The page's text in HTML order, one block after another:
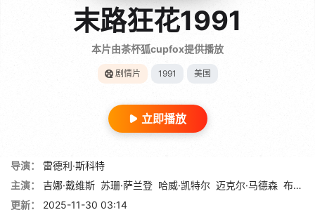
末路狂花1991
本片由茶杯狐cupfox提供播放
剧情片 1991 美国
立即播放
导演：
雷德利·斯科特
主演：
吉娜·戴维斯 苏珊·萨兰登 哈威·凯特尔 迈克尔·马德森 布拉德·皮特
更新：
2025-11-30 03:14